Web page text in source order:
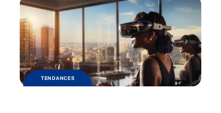
TENDANCES